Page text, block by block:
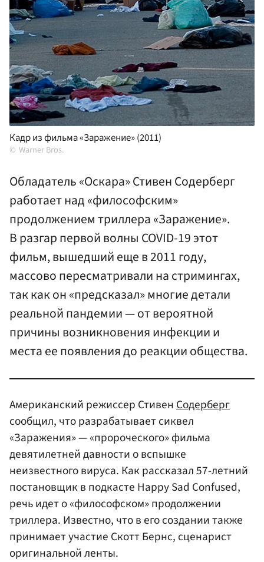
Кадр из фильма «Заражение» (2011)
Warner Bros.
Обладатель «Оскара» Стивен Содерберг
работает над «философским»
продолжением триллера «Заражение».
В разгар первой волны COVID-19 этот
фильм, вышедший еще в 2011 году,
массово пересматривали на стримингах,
так как он «предсказал» многие детали
реальной пандемии — от вероятной
причины возникновения инфекции и
места ее появления до реакции общества.
Американский режиссер СтивенСодерберг
сообщил, что разрабатывает сиквел
«Заражения» — «пророческого» фильма
девятилетней давности о вспышке
неизвестного вируса. Как рассказал 57-летний
постановщик в подкасте Happy Sad Confused,
речь идет о «философском» продолжении
триллера. Известно, что в его создании также
принимает участие Скотт Бернс, сценарист
оригинальной ленты.